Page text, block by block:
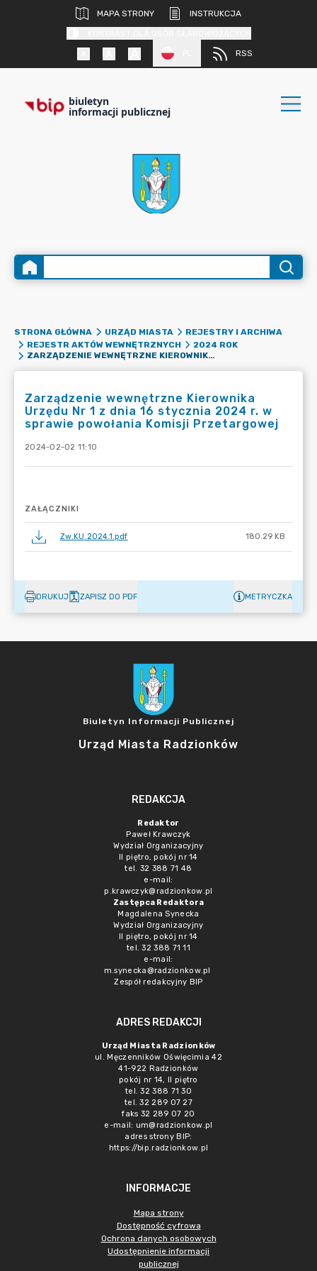
MAPA STRONY
INSTRUKCJA
RSS
biuletyn
informacji publicznej
STRONA GŁÓWNA URZĄD MIASTA
REJESTRY I ARCHIWA
REJESTR AKTÓW WEWNĘTRZNYCH
2024 ROK
ZARZĄDZENIE WEWNĘTRZNE KIEROWNIKA URZĘDU NR 1 Z DNIA 16 STYCZNIA 2024 R. W SPRAWIE POWOŁANIA KOMISJI PRZETARGOWEJ
Zarządzenie wewnętrzne Kierownika
Urzędu Nr 1 z dnia 16 stycznia 2024 r. w
sprawie powołania Komisji Przetargowej
2024-02-02 11:10
ZAŁĄCZNIKI
Zw.KU.2024.1.pdf 180.29 KB
DRUKUJ ZAPISZ DO PDF METRYCZKA
Biuletyn Informacji Publicznej
Urząd Miasta Radzionków
REDAKCJA
Redaktor
Paweł Krawczyk
Wydział Organizacyjny
II piętro, pokój nr 14
tel. 32 388 71 48
e-mail:
p.krawczyk@radzionkow.pl
Zastępca Redaktora
Magdalena Synecka
Wydział Organizacyjny
II piętro, pokój nr 14
tel. 32 388 71 11
e-mail:
m.synecka@radzionkow.pl
Zespół redakcyjny BIP
ADRES REDAKCJI
Urząd Miasta Radzionków
ul. Męczenników Oświęcimia 42
41-922 Radzionków
pokój nr 14, II piętro
tel. 32 388 71 30
tel. 32 289 07 27
faks 32 289 07 20
e-mail: um@radzionkow.pl
adres strony BIP:
https://bip.radzionkow.pl
INFORMACJE
Mapa strony
Dostępność cyfrowa
Ochrona danych osobowych
Udostępnienie informacji
publicznej